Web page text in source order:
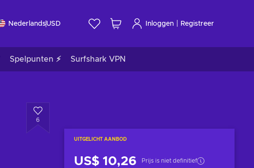
NederlandsUSD Inloggen Registreer
Spelpunten ⚡ Surfshark VPN
6
UITGELICHT AANBOD
US$ 10,26 Prijs is niet definitief